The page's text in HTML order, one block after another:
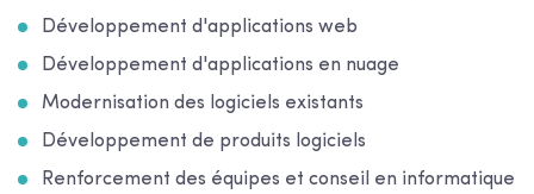
Développement d'applications web
Développement d'applications en nuage
Modernisation des logiciels existants
Développement de produits logiciels
Renforcement des équipes et conseil en informatique